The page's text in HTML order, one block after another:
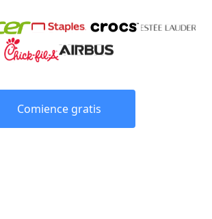
Comience gratis